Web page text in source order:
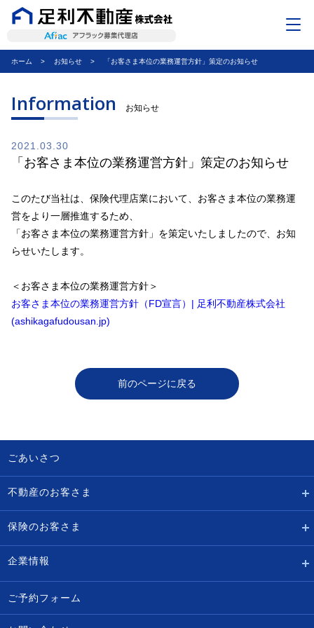
ごあいさつ
保険のお客さま
企業情報
ご予約フォーム
お問い合わせ
ホーム お知らせ 「お客さま本位の業務運営方針」策定のお知らせ
Information お知らせ
2021.03.30
「お客さま本位の業務運営方針」策定のお知らせ
このたび当社は、保険代理店業において、お客さま本位の業務運
営をより一層推進するため、
「お客さま本位の業務運営方針」を策定いたしましたので、お知
らせいたします。
＜お客さま本位の業務運営方針＞
お客さま本位の業務運営方針（FD宣言）| 足利不動産株式会社
(ashikagafudousan.jp)
前のページに戻る
ごあいさつ
不動産のお客さま
保険のお客さま
企業情報
ご予約フォーム